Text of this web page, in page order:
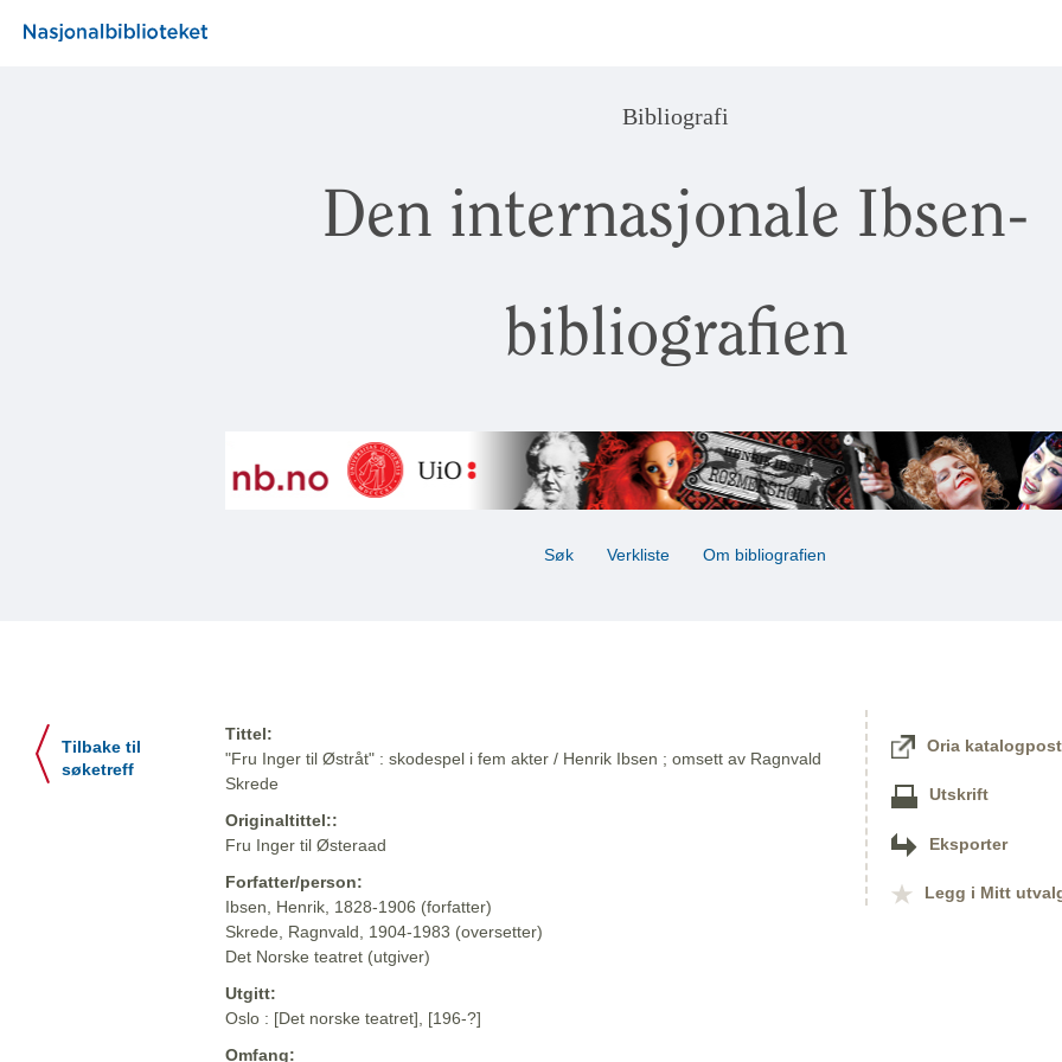
Bibliografi
Den internasjonale Ibsen-
bibliografien
Søk Verkliste Om bibliografien
Tilbake til
søketreff
Tittel:
"Fru Inger til Østråt" : skodespel i fem akter / Henrik Ibsen ; omsett av Ragnvald
Skrede
Originaltittel::
Fru Inger til Østeraad
Forfatter/person:
Ibsen, Henrik, 1828-1906 (forfatter)
Skrede, Ragnvald, 1904-1983 (oversetter)
Det Norske teatret (utgiver)
Utgitt:
Oslo : [Det norske teatret], [196-?]
Omfang:
Oria katalogpost
Utskrift
Eksporter
Legg i Mitt